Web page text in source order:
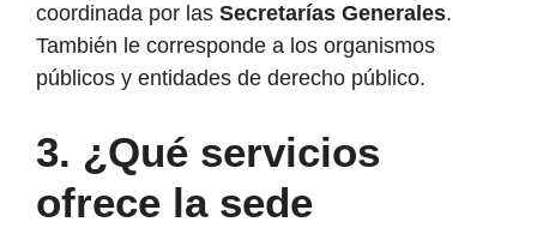
coordinada por las Secretarías Generales.
También le corresponde a los organismos
públicos y entidades de derecho público.
3. ¿Qué servicios
ofrece la sede